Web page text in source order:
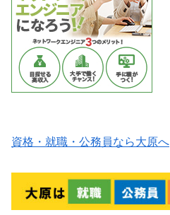
資格・就職・公務員なら大原へ